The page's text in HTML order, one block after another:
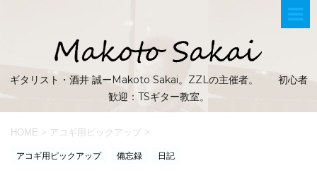
ギタリスト・酒井 誠ーMakoto Sakai。ZZLの主催者。 初心者
歓迎：TSギター教室。
HOME > アコギ用ピックアップ >
アコギ用ピックアップ 備忘録 日記